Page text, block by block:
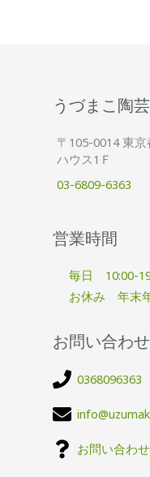
うづまこ陶
〒105-0014 東
ハウス1Ｆ
03-6809-6363
営業時間
毎日 10:00-
お休み 年末
お問い合わせ
0368096363
お問い合わ